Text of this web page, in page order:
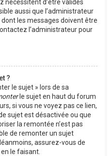
nécessitent d’être validés
aussi que l’administrateur
les messages doivent être
l’administrateur pour
?
le sujet » lors de sa
le sujet en haut du forum
si vous ne voyez pas ce lien,
sujet est désactivée ou que
la remontée n’est pas
de remonter un sujet
assurez-vous de
le faisant.